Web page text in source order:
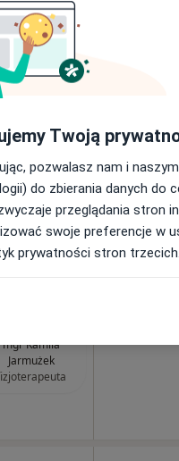
w obszarach
MF
Ortopedia
Łagiewnicka 12 bud. WORD II piętro, Wrocław •Mapa
mgr Kamila
Jarmużek
Twoją
pozwalasz nam i
do zbierania danych do
przeglądania stron
swoje preferencje w
prywatności stron